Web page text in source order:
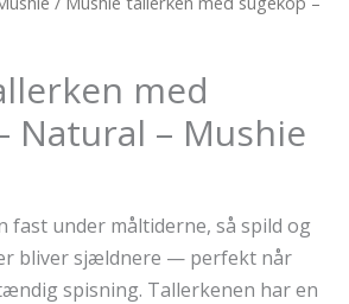
med
Natural – Mushie
fast under måltiderne, så spild og
bliver sjældnere — perfekt når
spisning. Tallerkenen har en